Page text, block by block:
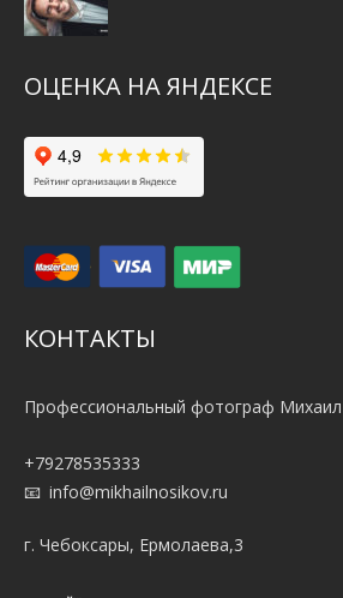
ОЦЕНКА НА ЯНДЕКСЕ
КОНТАКТЫ
Профессиональный фотограф
+79278535333
info@mikhailnosikov.ru
г. Чебоксары, Ермолаева,3